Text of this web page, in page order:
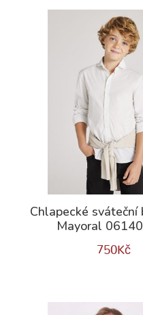
Chlapecké sváteční
Mayoral
750Kč